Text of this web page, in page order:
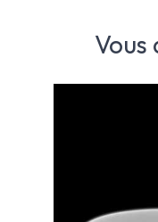
Vous